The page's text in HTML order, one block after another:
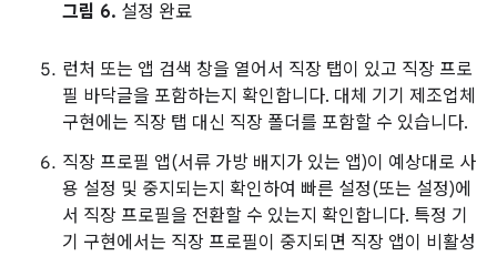
그림 6. 설정 완료
런처 또는 앱 검색 창을 열어서 직장 탭이 있고 직장 프로
필 바닥글을 포함하는지 확인합니다. 대체 기기 제조업체
구현에는 직장 탭 대신 직장 폴더를 포함할 수 있습니다.
직장 프로필 앱(서류 가방 배지가 있는 앱)이 예상대로 사
용 설정 및 중지되는지 확인하여 빠른 설정(또는 설정)에
서 직장 프로필을 전환할 수 있는지 확인합니다. 특정 기
기 구현에서는 직장 프로필이 중지되면 직장 앱이 비활성